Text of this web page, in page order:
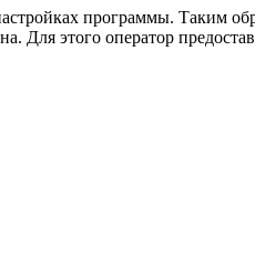
программы. Таким
этого оператор